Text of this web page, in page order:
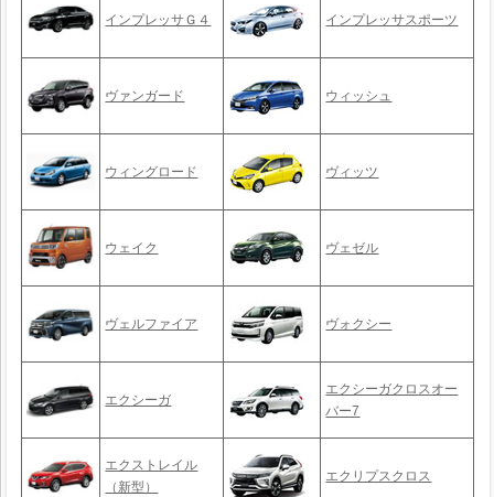
インプレッサＧ４ インプレッサスポーツ
ヴァンガード ウィッシュ
ウィングロード ヴィッツ
ウェイク ヴェゼル
ヴェルファイア ヴォクシー
エクシーガ
エクシーガクロスオー
バー7
エクストレイル
（新型）
エクリプスクロス